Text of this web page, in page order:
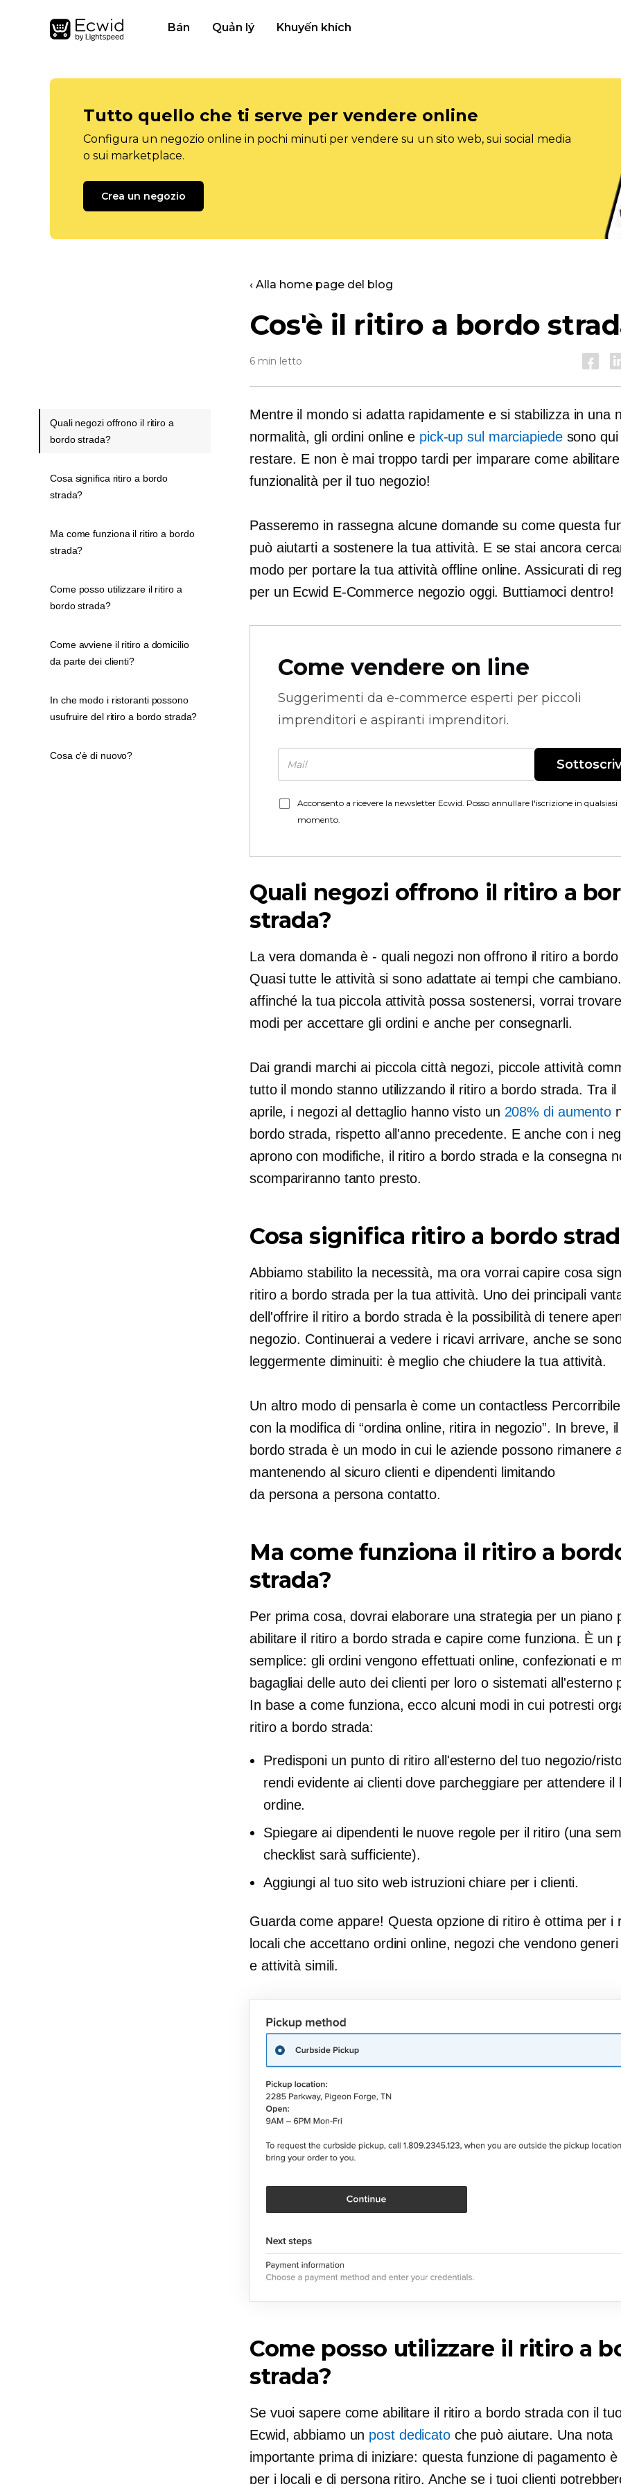
Bán Quản lý Khuyến khích
Tutto quello che ti serve per vendere online
Configura un negozio online in pochi minuti per vendere su un sito web, sui social media
o sui marketplace.
Crea un negozio
‹ Alla home page del blog
Cos'è il ritiro a bordo
6 min letto
Mentre il mondo si adatta rapidamente e si stabilizza in una
normalità, gli ordini online e pick-up sul marciapiedesono qui
restare. E non è mai troppo tardi per imparare come
funzionalità per il tuo negozio!
Passeremo in rassegna alcune domande su come questa
può aiutarti a sostenere la tua attività. E se stai ancora
modo per portare la tua attività offline online. Assicurati di
per un Ecwid E-Commercenegozio oggi. Buttiamoci dentro!
Come vendere on line
Suggerimenti da e-commerce esperti per piccoli
imprenditori e aspiranti imprenditori.
Acconsento a ricevere la newsletter Ecwid. Posso annullare l'iscrizione in qualsiasi
momento.
Quali negozi offrono il ritiro a
strada?
La vera domanda è- quali negozi non offrono il ritiro a
Quasi tutte le attività si sono adattate ai tempi che
affinché la tua piccola attività possa sostenersi, vorrai
modi per accettare gli ordini e anche per consegnarli.
Dai grandi marchi ai piccola cittànegozi, piccole attività
tutto il mondo stanno utilizzando il ritiro a bordo strada. Tra il
aprile, i negozi al dettaglio hanno visto un 208% di aumento
bordo strada, rispetto all'anno precedente. E anche con i
aprono con modifiche, il ritiro a bordo strada e la consegna
scompariranno tanto presto.
Cosa significa ritiro a bordo
Abbiamo stabilito la necessità, ma ora vorrai capire cosa
ritiro a bordo strada per la tua attività. Uno dei principali
dell'offrire il ritiro a bordo strada è la possibilità di tenere
negozio. Continuerai a vedere i ricavi arrivare, anche se
leggermente diminuiti: è meglio che chiudere la tua attività.
Un altro modo di pensarla è come un contactless
con la modifica di “ordina online, ritira in negozio”. In breve,
bordo strada è un modo in cui le aziende possono rimanere
mantenendo al sicuro clienti e dipendenti limitando
da persona a persona contatto.
Ma come funziona il ritiro a
strada?
Per prima cosa, dovrai elaborare una strategia per un piano
abilitare il ritiro a bordo strada e capire come funziona. È un
semplice: gli ordini vengono effettuati online, confezionati e
bagagliai delle auto dei clienti per loro o sistemati all'esterno
In base a come funziona, ecco alcuni modi in cui potresti
ritiro a bordo strada:
Predisponi un punto di ritiro all'esterno del tuo negozio/
rendi evidente ai clienti dove parcheggiare per attendere il
ordine.
Spiegare ai dipendenti le nuove regole per il ritiro (una
checklist sarà sufficiente).
Aggiungi al tuo sito web istruzioni chiare per i clienti.
Guarda come appare! Questa opzione di ritiro è ottima per i
locali che accettano ordini online, negozi che vendono
e attività simili.
Come posso utilizzare il ritiro a
strada?
Se vuoi sapere come abilitare il ritiro a bordo strada con il
Ecwid, abbiamo un post dedicatoche può aiutare. Una nota
importante prima di iniziare: questa funzione di pagamento è
per i locali e di personaritiro. Anche se i tuoi clienti
Quali negozi offrono il ritiro a
bordo strada?
Cosa significa ritiro a bordo
strada?
Ma come funziona il ritiro a bordo
strada?
Come posso utilizzare il ritiro a
bordo strada?
Come avviene il ritiro a domicilio
da parte dei clienti?
In che modo i ristoranti possono
usufruire del ritiro a bordo strada?
Cosa c'è di nuovo?